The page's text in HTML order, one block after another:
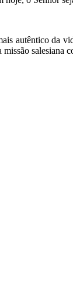
autêntico da
salesiana